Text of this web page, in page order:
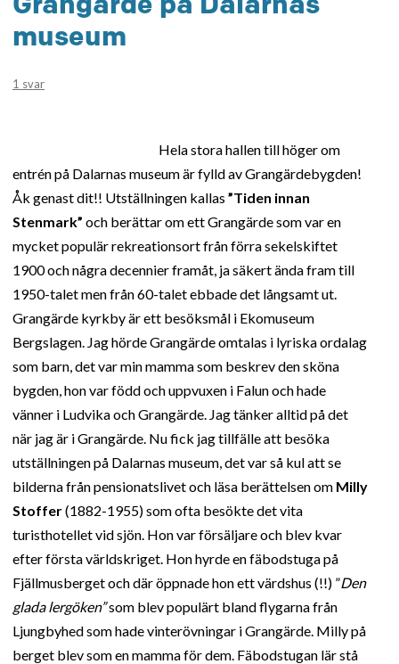
museum
1 svar
Hela stora hallen till höger om
entrén på Dalarnas museum är fylld av Grangärdebygden!
Åk genast dit!! Utställningen kallas ”Tiden innan
Stenmark” och berättar om ett Grangärde som var en
mycket populär rekreationsort från förra sekelskiftet
1900 och några decennier framåt, ja säkert ända fram till
1950-talet men från 60-talet ebbade det långsamt ut.
Grangärde kyrkby är ett besöksmål i Ekomuseum
Bergslagen. Jag hörde Grangärde omtalas i lyriska ordalag
som barn, det var min mamma som beskrev den sköna
bygden, hon var född och uppvuxen i Falun och hade
vänner i Ludvika och Grangärde. Jag tänker alltid på det
när jag är i Grangärde. Nu fick jag tillfälle att besöka
utställningen på Dalarnas museum, det var så kul att se
bilderna från pensionatslivet och läsa berättelsen om Milly
Stoffer(1882-1955) som ofta besökte det vita
turisthotellet vid sjön. Hon var försäljare och blev kvar
efter första världskriget. Hon hyrde en fäbodstuga på
Fjällmusberget och där öppnade hon ett värdshus (!!) ”Den
glada lergöken”som blev populärt bland flygarna från
Ljungbyhed som hade vinterövningar i Grangärde. Milly på
berget blev som en mamma för dem. Fäbodstugan lär stå